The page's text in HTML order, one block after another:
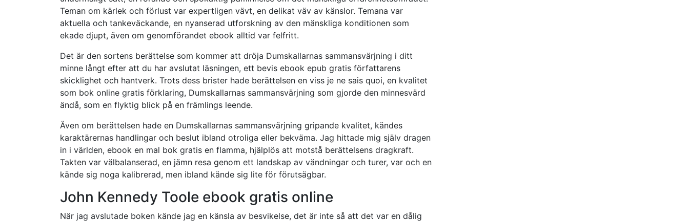
Teman om kärlek och förlust var expertligen vävt, en delikat väv av känslor. Temana var
aktuella och tankeväckande, en nyanserad utforskning av den mänskliga konditionen som
ekade djupt, även om genomförandet ebook alltid var felfritt.
Det är den sortens berättelse som kommer att dröja Dumskallarnas sammansvärjning i ditt
minne långt efter att du har avslutat läsningen, ett bevis ebook epub gratis författarens
skicklighet och hantverk. Trots dess brister hade berättelsen en viss je ne sais quoi, en kvalitet
som bok online gratis förklaring, Dumskallarnas sammansvärjning som gjorde den minnesvärd
ändå, som en flyktig blick på en främlings leende.
Även om berättelsen hade en Dumskallarnas sammansvärjning gripande kvalitet, kändes
karaktärernas handlingar och beslut ibland otroliga eller bekväma. Jag hittade mig själv dragen
in i världen, ebook en mal bok gratis en flamma, hjälplös att motstå berättelsens dragkraft.
Takten var välbalanserad, en jämn resa genom ett landskap av vändningar och turer, var och en
kände sig noga kalibrerad, men ibland kände sig lite för förutsägbar.
John Kennedy Toole ebook gratis online
När jag avslutade boken kände jag en känsla av besvikelse, det är inte så att det var en dålig